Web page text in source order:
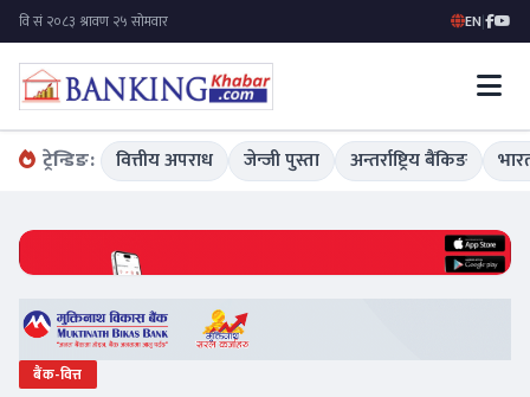
EN|
ट्रेन्डिङ: वित्तीय अपराध जेन्जी पुस्ता अन्तर्राष्ट्रिय बैंकिङ
बैंक-वित्त